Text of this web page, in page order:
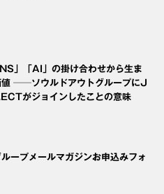
」「AI」の掛け合わせから生ま
値 ──ソウルドアウトグループにJ
がジョインしたことの意味
ープメールマガジンお申込みフォ